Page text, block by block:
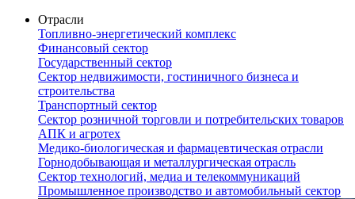
Отрасли
Топливно-энергетический комплекс
Финансовый сектор
Государственный сектор
Сектор недвижимости, гостиничного бизнеса и
строительства
Транспортный сектор
Сектор розничной торговли и потребительских товаров
АПК и агротех
Медико-биологическая и фармацевтическая отрасли
Горнодобывающая и металлургическая отрасль
Сектор технологий, медиа и телекоммуникаций
Промышленное производство и автомобильный сектор